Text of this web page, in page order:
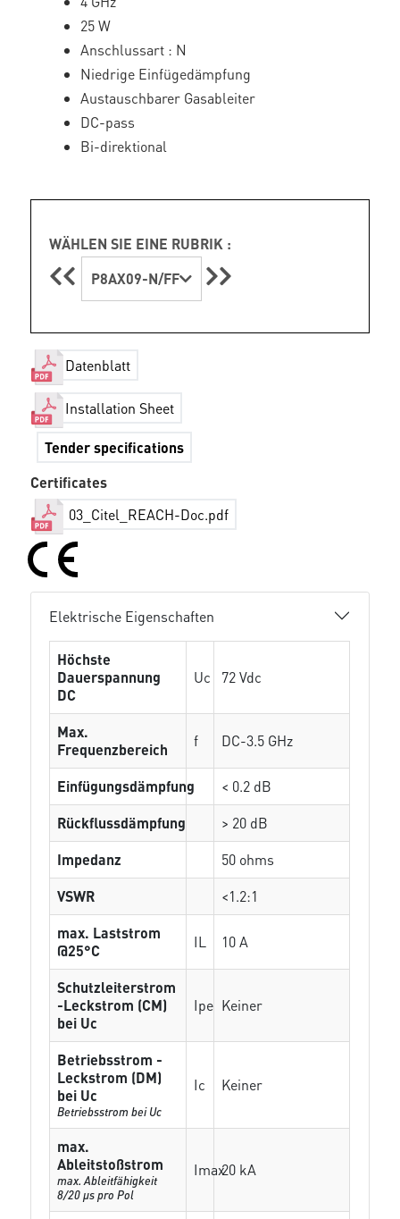
25 W
Anschlussart : N
Niedrige Einfügedämpfung
Austauschbarer Gasableiter
DC-pass
Bi-direktional
WÄHLEN SIE EINE RUBRIK :
P8AX09-N/FF
Datenblatt
Installation Sheet
Tender specifications
Certificates
03_Citel_REACH-Doc.pdf
Elektrische Eigenschaften
Höchste
Dauerspannung
DC
Uc 72 Vdc
Max.
Frequenzbereich
f DC-3.5 GHz
Einfügungsdämpfung
< 0.2 dB
Rückflussdämpfung
> 20 dB
Impedanz
50 ohms
VSWR
<1.2:1
max. Laststrom
@25°C
IL 10 A
Schutzleiterstrom
-Leckstrom (CM)
bei Uc
Ipe Keiner
Betriebsstrom -
Leckstrom (DM)
bei Uc
Betriebsstrom bei Uc
Ic Keiner
max.
Ableitstoßstrom
max. Ableitfähigkeit
8/20 µs pro Pol
Imax20 kA